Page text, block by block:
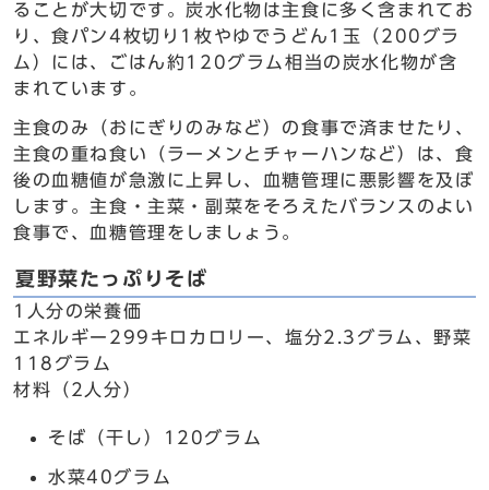
ることが大切です。炭水化物は主食に多く含まれてお
り、食パン4枚切り1枚やゆでうどん1玉（200グラ
ム）には、ごはん約120グラム相当の炭水化物が含
まれています。
主食のみ（おにぎりのみなど）の食事で済ませたり、
主食の重ね食い（ラーメンとチャーハンなど）は、食
後の血糖値が急激に上昇し、血糖管理に悪影響を及ぼ
します。主食・主菜・副菜をそろえたバランスのよい
食事で、血糖管理をしましょう。
夏野菜たっぷりそば
1人分の栄養価
エネルギー299キロカロリー、塩分2.3グラム、野菜
118グラム
材料（2人分）
そば（干し）120グラム
水菜40グラム